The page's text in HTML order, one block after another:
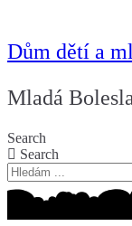
Dům dětí a
Mladá
Search
Search